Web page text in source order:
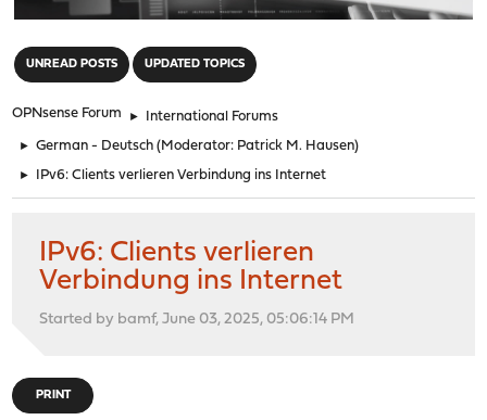
UNREAD POSTS UPDATED TOPICS
OPNsense Forum ► International Forums
► German - Deutsch (Moderator: Patrick M. Hausen)
► IPv6: Clients verlieren Verbindung ins Internet
IPv6: Clients verlieren
Verbindung ins Internet
Started by bamf, June 03, 2025, 05:06:14 PM
PRINT